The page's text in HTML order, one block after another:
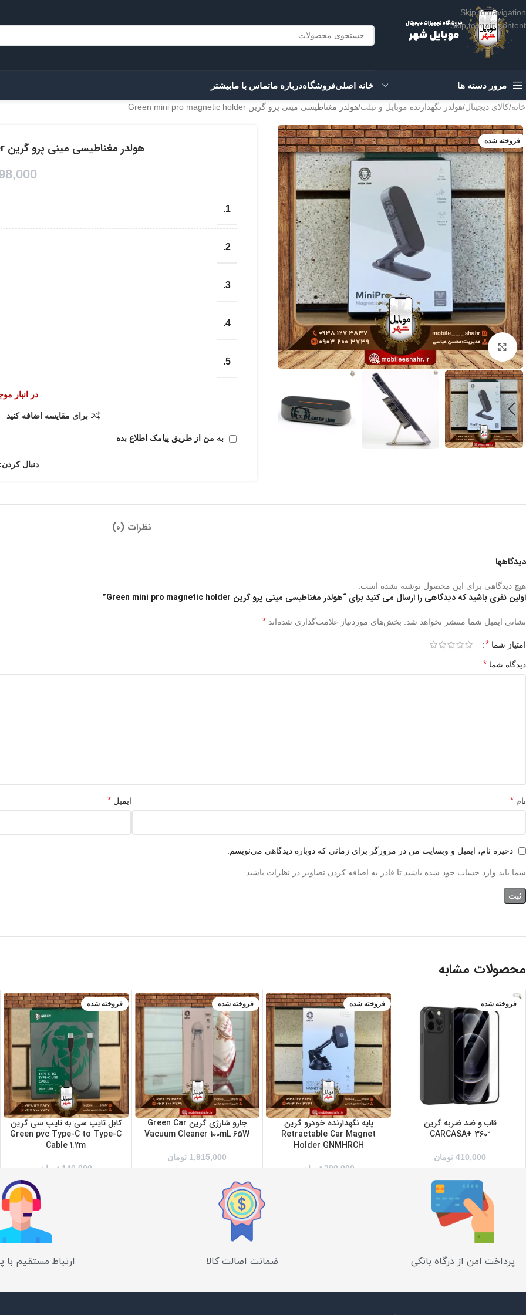
Skip to navigation
Skip to main content
مرور دسته ها خانه اصلیفروشگاهدرباره ماتماس با مابیشتر
خانه کالای دیجیتال هولدر نگهدارنده موبایل و تبلت هولدر مغناطیسی مینی پرو گرین Green mini pro magnetic holder
فروخته شده
برای بزرگنمایی کلیک کنید
هولدر مغناطیسی مینی پرو گرین Green mini pro magnetic holder
1.
2.
3.
4.
5.
در انبار
برای مقایسه اضافه کنید
به من از طریق پیامک اطلاع بده
دنبال کردن:
نظرات (0)
دیدگاهها
هیچ دیدگاهی برای این محصول نوشته نشده است.
اولین نفری باشید که دیدگاهی را ارسال می کنید برای “هولدر مغناطیسی مینی پرو گرین Green mini pro magnetic holder”
نشانی ایمیل شما منتشر نخواهد شد. بخش‌های موردنیاز علامت‌گذاری شده‌اند *
امتیاز شما *
دیدگاه شما *
نام * ایمیل *
ذخیره نام، ایمیل و وبسایت من در مرورگر برای زمانی که دوباره دیدگاهی می‌نویسم.
شما باید وارد حساب خود شده باشید تا قادر به اضافه کردن تصاویر در نظرات باشید.
محصولات مشابه
فروخته شده
IPHONE 13 PR
IPHONE 13 PR
O MAX
قاب و ضد ضربه گرین
°CARCASA+ 360
410,000 تومان
فروخته شده
پایه نگهدارنده خودرو گرین
Retractable Car Magnet
Holder GNMHRCH
290,000 تومان
فروخته شده
جارو شارژی گرین Green Car
Vacuum Cleaner 100mL 65W
1,915,000 تومان
فروخته شده
کابل تایپ سی به تایپ سی گرین
Green pvc Type-C to Type-C
Cable 1.2m
140,000 تومان
پرداخت امن از درگاه بانکی ضمانت اصالت کالا ارتباط مستقیم با